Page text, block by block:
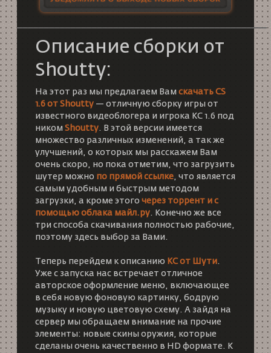
Описание сборки от
Shoutty:
На этот раз мы предлагаем Вам скачать CS
1.6 от Shoutty— отличную сборку игры от
известного видеоблогера и игрока КС 1.6 под
ником Shoutty. В этой версии имеется
множество различных изменений, а так же
улучшений, о которых мы расскажем Вам
очень скоро, но пока отметим, что загрузить
шутер можно по прямой ссылке, что является
самым удобным и быстрым методом
загрузки, а кроме этого через торрент и с
помощью облака майл.ру. Конечно же все
три способа скачивания полностью рабочие,
поэтому здесь выбор за Вами.
Теперь перейдем к описанию КС от Шути.
Уже с запуска нас встречает отличное
авторское оформление меню, включающее
в себя новую фоновую картинку, бодрую
музыку и новую цветовую схему. А зайдя на
сервер мы обращаем внимание на прочие
элементы: новые скины оружия, которые
сделаны очень качественно в HD формате. К